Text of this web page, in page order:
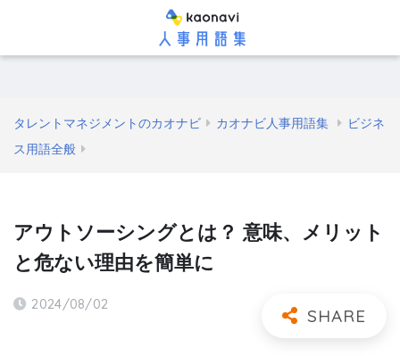
タレントマネジメントのカオナビ カオナビ人事用語集
ビジネ
ス用語全般
アウトソーシングとは？ 意味、メリット
と危ない理由を簡単に
2024/08/02